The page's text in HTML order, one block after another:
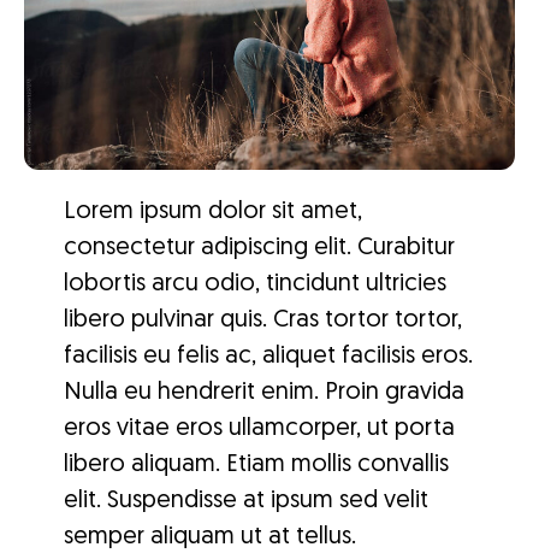
Lorem ipsum dolor sit amet,
consectetur adipiscing elit. Curabitur
lobortis arcu odio, tincidunt ultricies
libero pulvinar quis. Cras tortor tortor,
facilisis eu felis ac, aliquet facilisis eros.
Nulla eu hendrerit enim. Proin gravida
eros vitae eros ullamcorper, ut porta
libero aliquam. Etiam mollis convallis
elit. Suspendisse at ipsum sed velit
semper aliquam ut at tellus.